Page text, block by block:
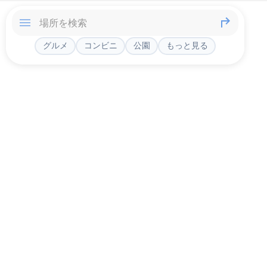
グルメ コンビニ 公園 もっと見る